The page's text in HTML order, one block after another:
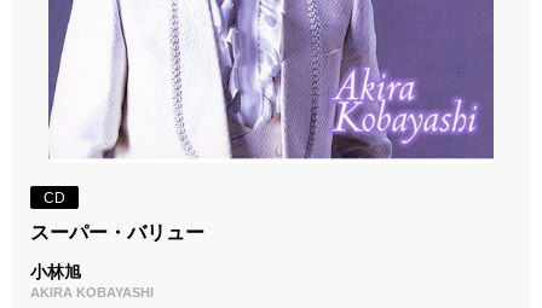
CD
スーパー・バリュー
小林旭
AKIRA KOBAYASHI